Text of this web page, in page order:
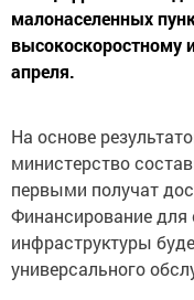
малонаселенных
высокоскоростному
апреля.
На основе
министерство
первыми получат
Финансирование для
инфраструктуры
универсального